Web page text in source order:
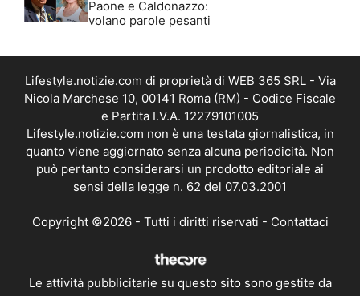
Paone e Caldonazzo:
volano parole pesanti
Lifestyle.notizie.com di proprietà di WEB 365 SRL - Via
Nicola Marchese 10, 00141 Roma (RM) - Codice Fiscale
e Partita I.V.A. 12279101005
Lifestyle.notizie.com non è una testata giornalistica, in
quanto viene aggiornato senza alcuna periodicità. Non
può pertanto considerarsi un prodotto editoriale ai
sensi della legge n. 62 del 07.03.2001
Copyright ©2026 - Tutti i diritti riservati - Contattaci
Le attività pubblicitarie su questo sito sono gestite da